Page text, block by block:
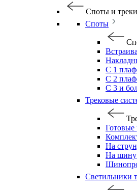
Споты и треки
Споты
С 1
С 2
С 3 и
Трековые
Готовые
На
На шину
Светильники